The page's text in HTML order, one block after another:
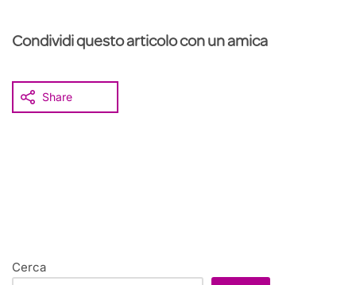
Condividi questo articolo con un amica
Share
Cerca